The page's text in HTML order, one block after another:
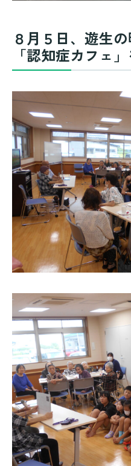
お知らせ
お問い合わせ・資
プライバシーポリ
採
８月５日、遊生
「認知症カフェ